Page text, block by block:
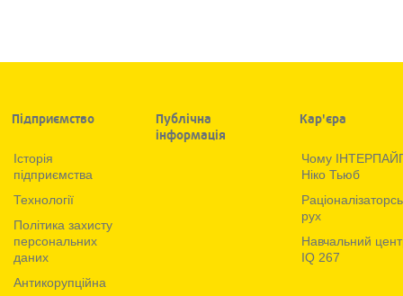
Підприємство
Iсторiя
підприємства
Технологiї
Політика захисту
персональних
даних
Антикорупційна
Публічна
інформація
Кар'єра
Чому
Ніко Тьюб
рух
Навчальний
IQ 267